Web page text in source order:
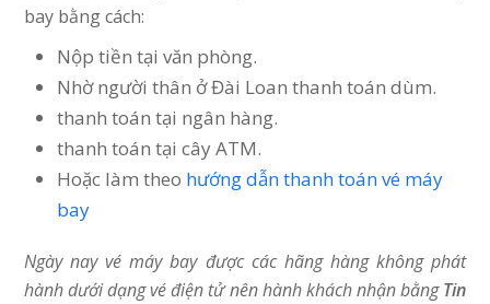
bay bằng cách:
Nộp tiền tại văn phòng.
Nhờ người thân ở Đài Loan thanh toán dùm.
thanh toán tại ngân hàng.
thanh toán tại cây ATM.
Hoặc làm theo hướng dẫn thanh toán vé máy
bay
Ngày nay vé máy bay được các hãng hàng không phát
hành dưới dạng vé điện tử nên hành khách nhận bằngTin